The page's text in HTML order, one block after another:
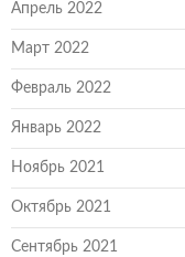
Апрель 2022
Март 2022
Февраль 2022
Январь 2022
Ноябрь 2021
Октябрь 2021
Сентябрь 2021